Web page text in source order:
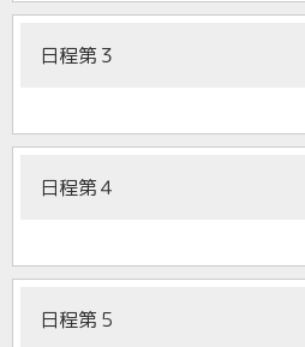
日程第３
日程第４
日程第５